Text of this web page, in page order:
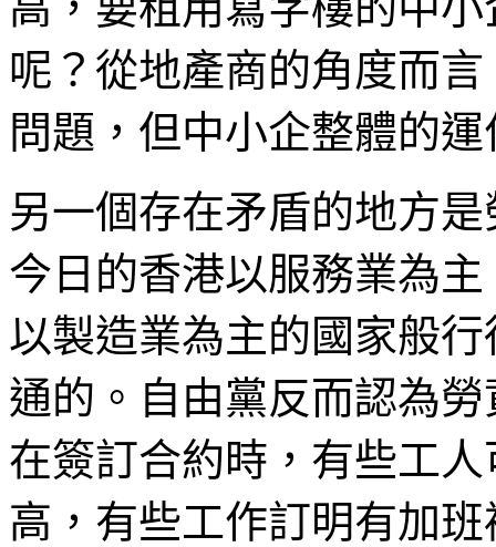
呢？從地產商的角度而
問題，但中小企整體的
另一個存在矛盾的地方
今日的香港以服務業為
以製造業為主的國家般
通的。自由黨反而認為
在簽訂合約時，有些工
高，有些工作訂明有加